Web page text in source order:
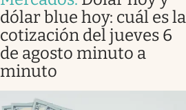
dólar blue hoy: cuál es la
cotización del jueves 6
de agosto minuto a
minuto